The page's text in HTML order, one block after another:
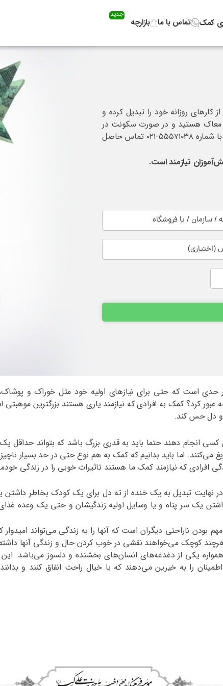
کمک تماس با ما بازارچه
جدید
روزانه خود را تبدیل کرده و
معاک هستید و در صورت سکونت در
شهرهای تهران و یا کرج می توانید فرم زیر را تکمیل کنید و یا با شماره ۵۵۵۷۱۰۳۸-۰۲۱ تماس حاصل
نیازمند است.
حدی است که حتی برای نیازهای اولیه خود مثل خوراک و
عبور کرد؟ کمک به افرادی که نیازمند یاری هستند بزرگترین
و دل حس کند.
کسی انجام دهند حتما باید به قدری بزرگ باشد که بتواند
می‌کنند. اما باید بدانیم که کمک به هم نوع حتی در حد بسیار ناچیز
افرادی که نیازمند کمک ما هستند تاثیرات خوبی را در زندگی
تبدیل به یک خنده از ته دل برای یک کودک بخاطر داشتن یک
یک سر پناه و یا وسایل اولیه زندگیشان و حتی یک وعده غذای
ناراحتی دیگران است که آنها را به زندگی می‌تواند امیدوار
کوچک می‌خواهند نقشی در خوب کردن حال و زندگی آنها
یکی از دغدغه‌های انسان‌های بخشنده و دلسوز می‌باشد.
اطمینان را به خیرین می‌دهند که با خیال راحت انفاق کنند و